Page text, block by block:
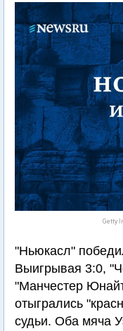
Getty
"Ньюкасл"
Выигрывая 3:0,
"Манчестер
отыгрались
судьи. Оба мяча